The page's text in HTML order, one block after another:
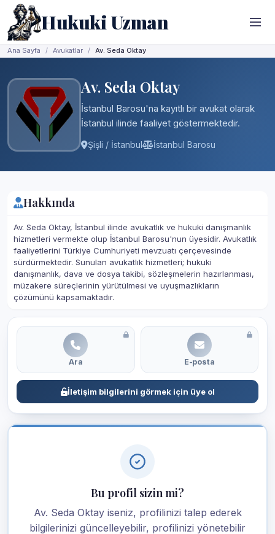
Hukuki Uzman
Ana Sayfa Avukatlar Av. Seda Oktay
Av. Seda Oktay
İstanbul Barosu'na kayıtlı bir avukat olarak
İstanbul ilinde faaliyet göstermektedir.
Şişli / İstanbul İstanbul Barosu
Hakkında
Av. Seda Oktay, İstanbul ilinde avukatlık ve hukuki danışmanlık
hizmetleri vermekte olup İstanbul Barosu'nun üyesidir. Avukatlık
faaliyetlerini Türkiye Cumhuriyeti mevzuatı çerçevesinde
sürdürmektedir. Sunulan avukatlık hizmetleri; hukuki
danışmanlık, dava ve dosya takibi, sözleşmelerin hazırlanması,
müzakere süreçlerinin yürütülmesi ve uyuşmazlıkların
çözümünü kapsamaktadır.
Ara E-posta
İletişim bilgilerini görmek için üye ol
Bu profil sizin mi?
Av. Seda Oktay iseniz, profilinizi talep ederek
bilgilerinizi güncelleyebilir, profilinizi yönetebilir